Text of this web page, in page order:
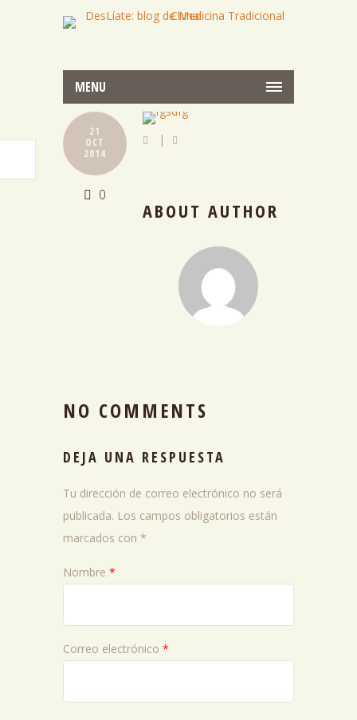
MENU
21
OCT
2014
0
|
ABOUT AUTHOR
NO COMMENTS
DEJA UNA RESPUESTA
Tu dirección de correo electrónico no será
publicada. Los campos obligatorios están
marcados con *
Nombre *
Correo electrónico *